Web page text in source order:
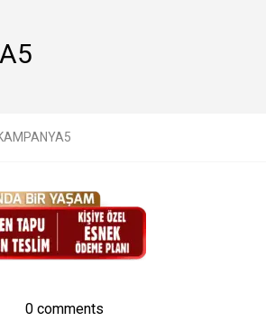
0 comments